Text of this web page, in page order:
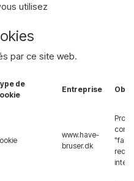
utilisez
par ce site web.
de
Entreprise
www.have-
bruser.dk